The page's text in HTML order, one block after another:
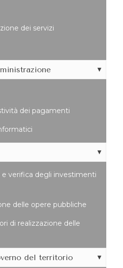
dei servizi
dei pagamenti
e verifica degli investimenti
delle opere pubbliche
di realizzazione delle
del territorio